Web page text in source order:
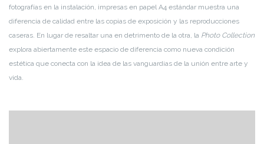
fotografías en la instalación, impresas en papel A4 estándar muestra una
diferencia de calidad entre las copias de exposición y las reproducciones
caseras. En lugar de resaltar una en detrimento de la otra, la Photo Collection
explora abiertamente este espacio de diferencia como nueva condición
estética que conecta con la idea de las vanguardias de la unión entre arte y
vida.